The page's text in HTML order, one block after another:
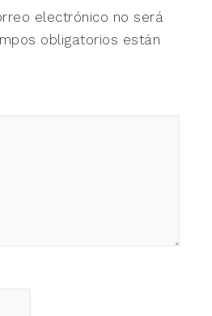
electrónico no será
obligatorios están